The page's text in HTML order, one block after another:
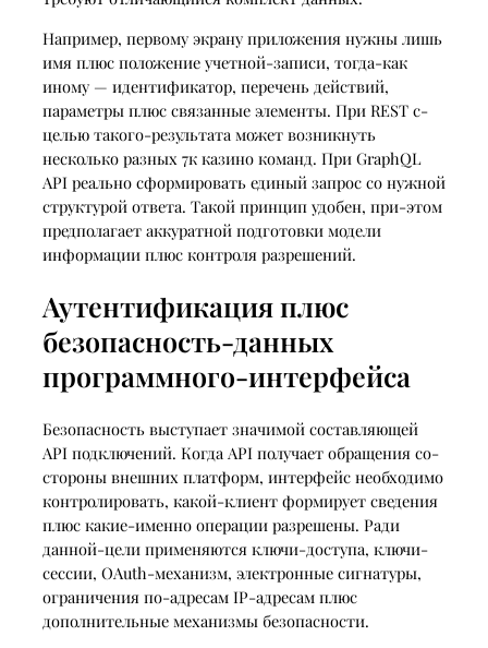
Например, первому экрану приложения нужны лишь
имя плюс положение учетной-записи, тогда-как
иному — идентификатор, перечень действий,
параметры плюс связанные элементы. При REST с-
целью такого-результата может возникнуть
несколько разных 7к казино команд. При GraphQL
API реально сформировать единый запрос со нужной
структурой ответа. Такой принцип удобен, при-этом
предполагает аккуратной подготовки модели
информации плюс контроля разрешений.
Аутентификация плюс
безопасность-данных
программного-интерфейса
Безопасность выступает значимой составляющей
API подключений. Когда API получает обращения со-
стороны внешних платформ, интерфейс необходимо
контролировать, какой-клиент формирует сведения
плюс какие-именно операции разрешены. Ради
данной-цели применяются ключи-доступа, ключи-
сессии, OAuth-механизм, электронные сигнатуры,
ограничения по-адресам IP-адресам плюс
дополнительные механизмы безопасности.